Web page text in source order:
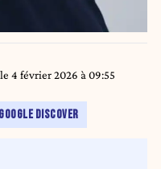
4 février 2026 à 09:55
GOOGLE DISCOVER